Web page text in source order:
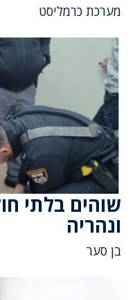
מערכת כרמליסט
שוהים בלתי
ונהריה
בן סער